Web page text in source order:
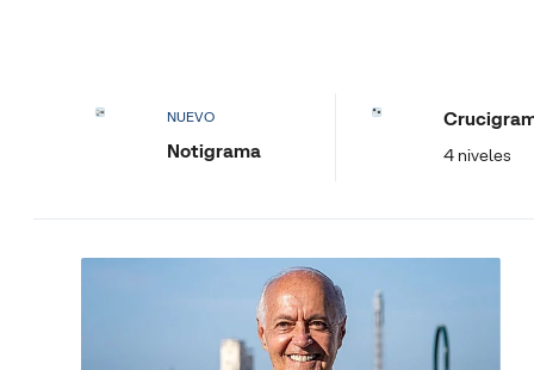
NUEVO
Notigrama 4 niveles